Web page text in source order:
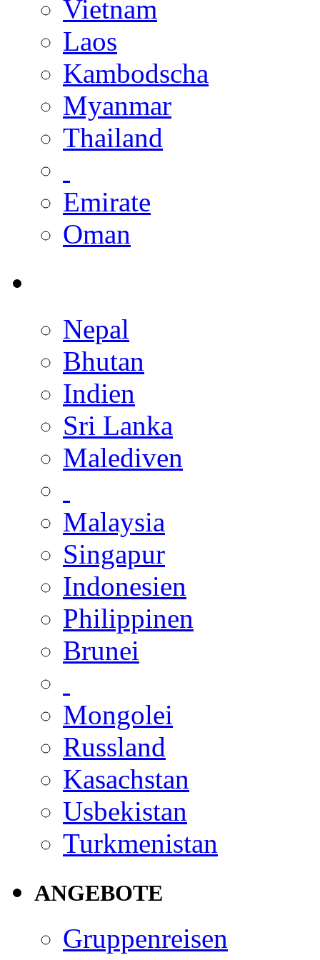
Vietnam
Laos
Kambodscha
Myanmar
Thailand
Emirate
Oman
Nepal
Bhutan
Indien
Sri Lanka
Malediven
Malaysia
Singapur
Indonesien
Philippinen
Brunei
Mongolei
Russland
Kasachstan
Usbekistan
Turkmenistan
ANGEBOTE
Gruppenreisen